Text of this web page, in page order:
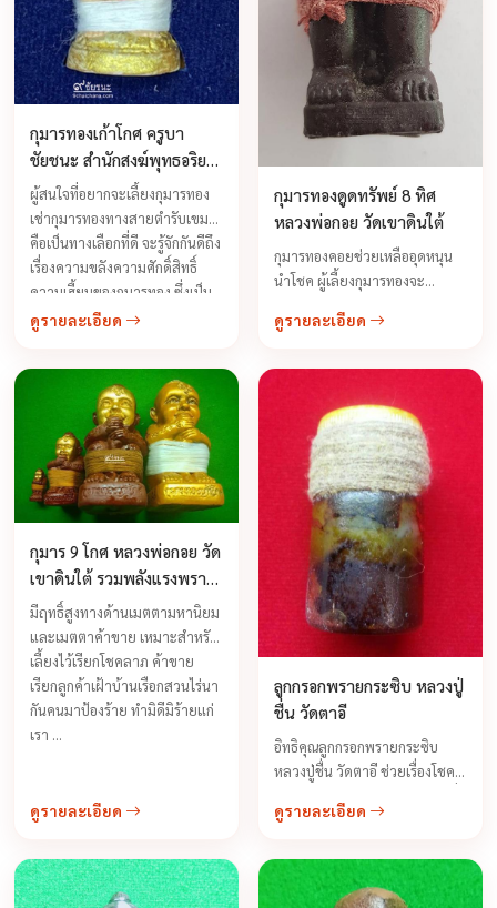
กุมารทองเก้าโกศ ครูบา
ชัยชนะ สำนักสงฆ์พุทธอริย
รังสี
ผู้สนใจที่อยากจะเลี้ยงกุมารทอง
เช่ากุมารทองทางสายตำรับเขมร
คือเป็นทางเลือกที่ดี จะรู้จักกันดีถึง
เรื่องความขลังความศักดิ์สิทธิ์
ความเฮี้ยนของกุมารทอง ซึ่งเป็น
กุมารทองกึ่งเทพกึ่ง พรายที่มีฤทธิ์
เมตตาค้าขาย เรียกลูกค้า เฝ้า
บ้านเรือกสวนไร่นา ...
ดูรายละเอียด
กุมารทองดูดทรัพย์ 8 ทิศ
หลวงพ่อกอย วัดเขาดินใต้
กุมารทองคอยช่วยเหลืออุดหนุน
นำโชค ผู้เลี้ยงกุมารทองจะ
อดอยากยากจน จะไม่มีวันเกิดขึ้น
ดูรายละเอียด
กุมาร 9 โกศ หลวงพ่อกอย วัด
เขาดินใต้ รวมพลังแรงพราย
(27 โกศ) รุ่นสุดท้ายปลุกเสก
ทิ้งทวน ปี 2556
มีฤทธิ์สูงทางด้านเมตตามหานิยม
และเมตตาค้าขาย เหมาะสำหรับ
เลี้ยงไว้เรียกโชคลาภ ค้าขาย
เรียกลูกค้าเฝ้าบ้านเรือกสวนไร่นา
กันคนมาป้องร้าย ทำมิดีมิร้ายแก่
เรา ...
ดูรายละเอียด
ลูกกรอกพรายกระซิบ หลวงปู่
ชื่น วัดตาอี
อิทธิคุณลูกกรอกพรายกระซิบ
หลวงปู่ชื่น วัดตาอี ช่วยเรื่องโชค
นำไปเลี้ยงอย่างคาดไม่ถึง หลวงปู่
เหลืออะไรเลี้ยงเข้าให้ดี เขาจะเป็น
กำลังหลักสำคัญของเราได้
ดูรายละเอียด